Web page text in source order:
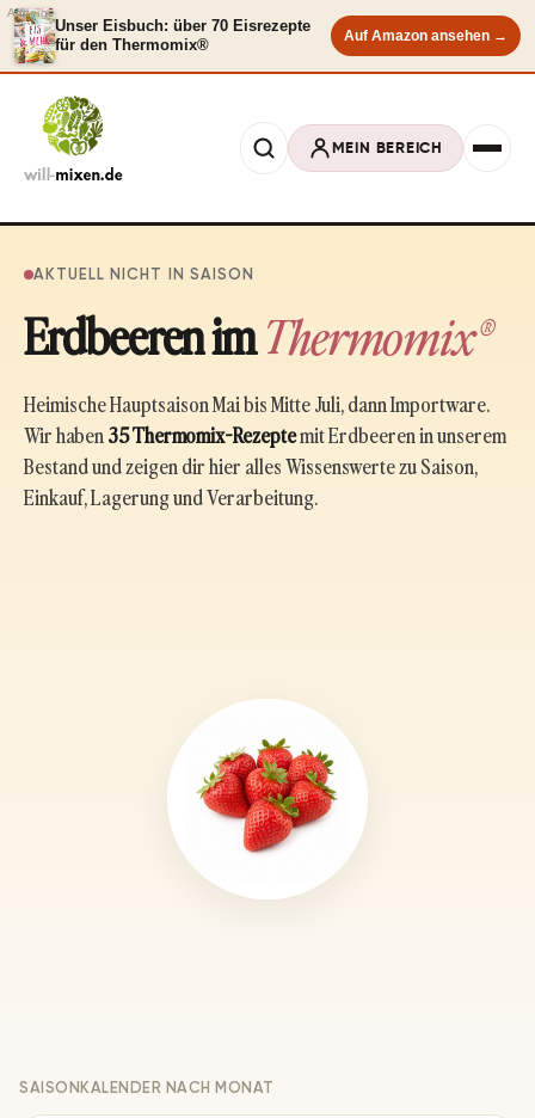
Anzeige
Unser Eisbuch: über 70 Eisrezepte
für den Thermomix®
Auf Amazon ansehen →
MEIN BEREICH
AKTUELL NICHT IN SAISON
Erdbeeren imThermomix®
Heimische Hauptsaison Mai bis Mitte Juli, dann Importware.
Wir haben 35 Thermomix-Rezeptemit Erdbeeren in unserem
Bestand und zeigen dir hier alles Wissenswerte zu Saison,
Einkauf, Lagerung und Verarbeitung.
SAISONKALENDER NACH MONAT